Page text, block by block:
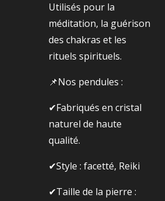
Utilisés pour la
méditation, la guérison
des chakras et les
rituels spirituels.
📌Nos pendules :
✔Fabriqués en cristal
naturel de haute
qualité.
✔Style : facetté, Reiki
✔Taille de la pierre :